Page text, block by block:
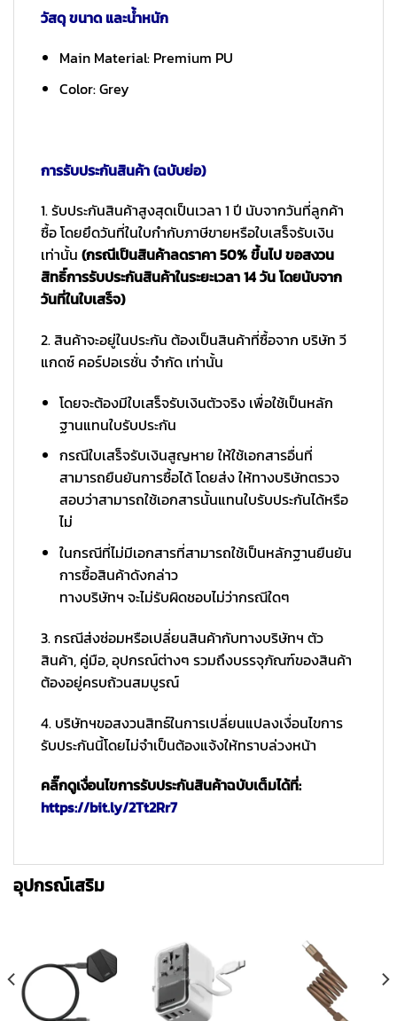
วัสดุ ขนาด และน้ำหนัก
Main Material: Premium PU
Color: Grey
การรับประกันสินค้า (ฉบับย่อ)
1. รับประกันสินค้าสูงสุดเป็นเวลา 1 ปี นับจากวันที่ลูกค้า
ซื้อ โดยยึดวันที่ในใบกำกับภาษีขายหรือใบเสร็จรับเงิน
เท่านั้น (กรณีเป็นสินค้าลดราคา 50% ขึ้นไป ขอสงวน
สิทธิ์การรับประกันสินค้าในระยะเวลา 14 วัน โดยนับจาก
วันที่ในใบเสร็จ)
2. สินค้าจะอยู่ในประกัน ต้องเป็นสินค้าที่ซื้อจาก บริษัท วี
แกดซ์ คอร์ปอเรชั่น จำกัด เท่านั้น
โดยจะต้องมีใบเสร็จรับเงินตัวจริง เพื่อใช้เป็นหลัก
ฐานแทนใบรับประกัน
กรณีใบเสร็จรับเงินสูญหาย ให้ใช้เอกสารอื่นที่
สามารถยืนยันการซื้อได้ โดยส่ง ให้ทางบริษัทตรวจ
สอบว่าสามารถใช้เอกสารนั้นแทนใบรับประกันได้หรือ
ไม่
ในกรณีที่ไม่มีเอกสารที่สามารถใช้เป็นหลักฐานยืนยัน
การซื้อสินค้าดังกล่าว
ทางบริษัทฯ จะไม่รับผิดชอบไม่ว่ากรณีใดๆ
3. กรณีส่งซ่อมหรือเปลี่ยนสินค้ากับทางบริษัทฯ ตัว
สินค้า, คู่มือ, อุปกรณ์ต่างๆ รวมถึงบรรจุภัณฑ์ของสินค้า
ต้องอยู่ครบถ้วนสมบูรณ์
4. บริษัทฯขอสงวนสิทธ์ในการเปลี่ยนแปลงเงื่อนไขการ
รับประกันนี้โดยไม่จำเป็นต้องแจ้งให้ทราบล่วงหน้า
คลิ๊กดูเงื่อนไขการรับประกันสินค้าฉบับเต็มได้ที่:
https://bit.ly/2Tt2Rr7
อุปกรณ์เสริม